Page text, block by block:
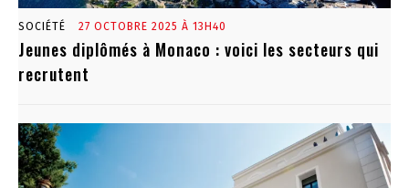
SOCIÉTÉ 27 OCTOBRE 2025 À 13H40
Jeunes diplômés à Monaco : voici les secteurs qui
recrutent